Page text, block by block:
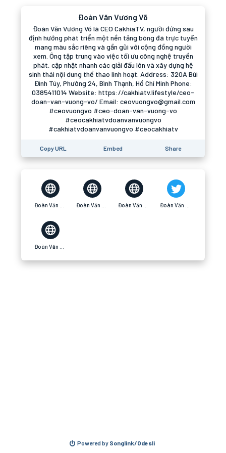
Đoàn Văn Vương Võ
Đoàn Văn Vương Võ là CEO CakhiaTV, người đứng sau
định hướng phát triển một nền tảng bóng đá trực tuyến
mang màu sắc riêng và gần gũi với cộng đồng người
xem. Ông tập trung vào việc tối ưu công nghệ truyền
phát, cập nhật nhanh các giải đấu lớn và xây dựng hệ
sinh thái nội dung thể thao linh hoạt. Address: 320A Bùi
Đình Túy, Phường 24, Bình Thạnh, Hồ Chí Minh Phone:
0385411014 Website: https://cakhiatv.lifestyle/ceo-
doan-van-vuong-vo/ Email: ceovuongvo@gmail.com
#ceovuongvo #ceo-doan-van-vuong-vo
#ceocakhiatvdoanvanvuongvo
#cakhiatvdoanvanvuongvo #ceocakhiatv
Copy URL Embed Share
Powered by Songlink/Odesli